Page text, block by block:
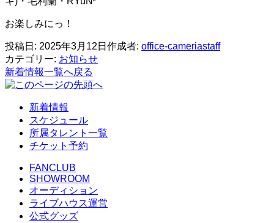
お楽しみにっ！
投稿日: 2025年3月12日 作成者: office-cameriastaff
カテゴリー: お知らせ
新着情報一覧へ戻る
新着情報
スケジュール
所属タレント一覧
チケット予約
FANCLUB
SHOWROOM
オーディション
ライブハウス運営
公式グッズ